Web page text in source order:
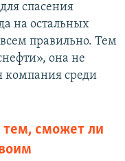
спасения
на остальных
правильно. Тем
она не
компания среди
тем, сможет ли